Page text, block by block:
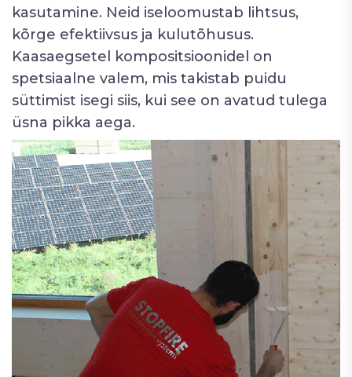
kasutamine. Neid iseloomustab lihtsus,
kõrge efektiivsus ja kulutõhusus.
Kaasaegsetel kompositsioonidel on
spetsiaalne valem, mis takistab puidu
süttimist isegi siis, kui see on avatud tulega
üsna pikka aega.